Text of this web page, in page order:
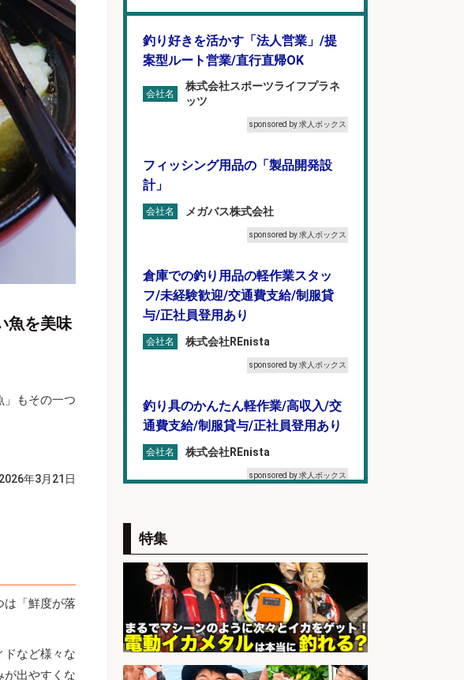
魚を美味
」もその一つ
2026年3月21日
は「鮮度が落
ドなど様々な
が出やすくな
釣り好きを活かす「法人営業」/提
案型ルート営業/直行直帰OK
会社名
株式会社スポーツライフプラネ
ッツ
sponsored by 求人ボックス
フィッシング用品の「製品開発設
計」
会社名 メガバス株式会社
sponsored by 求人ボックス
倉庫での釣り用品の軽作業スタッ
フ/未経験歓迎/交通費支給/制服貸
与/正社員登用あり
会社名 株式会社REnista
sponsored by 求人ボックス
釣り具のかんたん軽作業/高収入/交
通費支給/制服貸与/正社員登用あり
会社名 株式会社REnista
sponsored by 求人ボックス
「製造」/釣り好き歓迎
会社名 広松久水産株式会社
sponsored by 求人ボックス
福岡「現場監督」/釣り好き歓迎/残
業10時間/経験者歓迎
会社名 広松久水産株式会社
特集